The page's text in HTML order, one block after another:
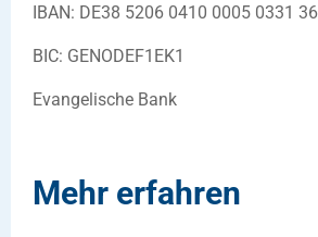
IBAN: DE38 5206 0410 0005 0331 36
BIC: GENODEF1EK1
Evangelische Bank
Mehr erfahren